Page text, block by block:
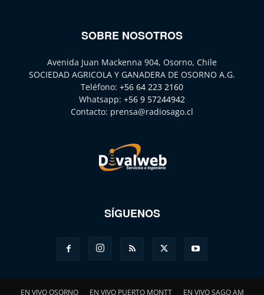
SOBRE NOSOTROS
Avenida Juan Mackenna 904, Osorno, Chile
SOCIEDAD AGRICOLA Y GANADERA DE OSORNO A.G.
Teléfono: +56 64 223 2160
Whatsapp: +56 9 57244942
Contacto: prensa@radiosago.cl
SÍGUENOS
EN VIVO OSORNO EN VIVO PUERTO MONTT EN VIVO SAGO AM